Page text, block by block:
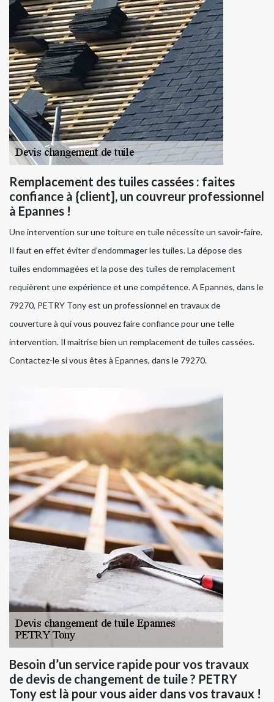
Remplacement des tuiles cassées : faites
confiance à {client], un couvreur professionnel
à Epannes !
Une intervention sur une toiture en tuile nécessite un savoir-faire.
Il faut en effet éviter d’endommager les tuiles. La dépose des
tuiles endommagées et la pose des tuiles de remplacement
requièrent une expérience et une compétence. A Epannes, dans le
79270, PETRY Tony est un professionnel en travaux de
couverture à qui vous pouvez faire confiance pour une telle
intervention. Il maitrise bien un remplacement de tuiles cassées.
Contactez-le si vous êtes à Epannes, dans le 79270.
Besoin d’un service rapide pour vos travaux
de devis de changement de tuile ? PETRY
Tony est là pour vous aider dans vos travaux !